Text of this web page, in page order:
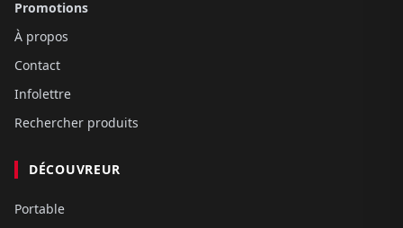
Promotions
À propos
Contact
Infolettre
Rechercher produits
DÉCOUVREUR
Portable